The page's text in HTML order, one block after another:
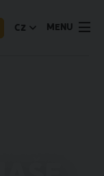
CZ MENU